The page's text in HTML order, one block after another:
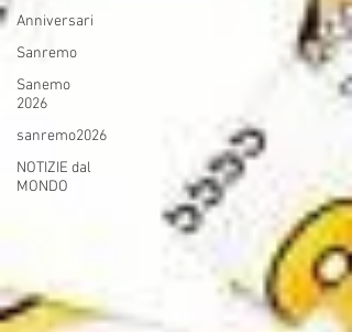
Anniversari
Sanremo
Sanemo
2026
sanremo2026
NOTIZIE dal
MONDO